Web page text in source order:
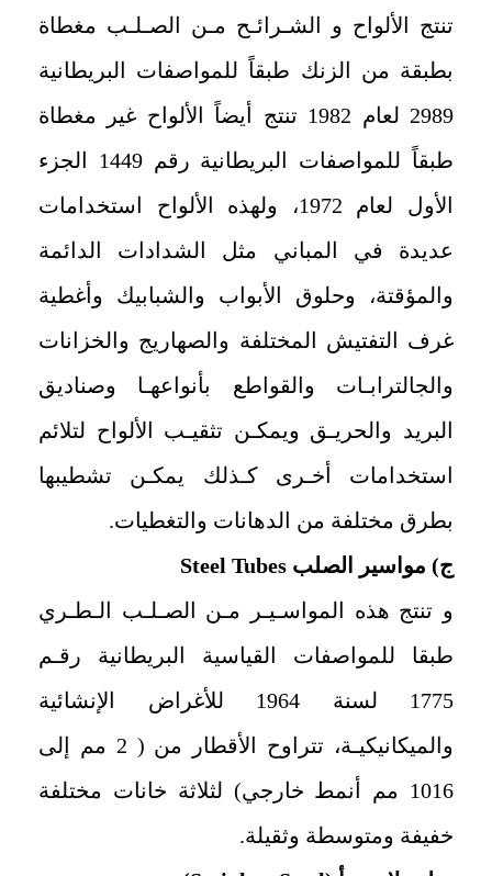
تنتج الألواح و الشـرائـح مـن الصـلـب مغطاة
بطبقة من الزنك طبقاً للمواصفات البريطانية
2989 لعام 1982 تنتج أيضاً الألواح غير مغطاة
طبقاً للمواصفات البريطانية رقم 1449 الجزء
الأول لعام 1972، ولهذه الألواح استخدامات
عديدة في المباني مثل الشدادات الدائمة
والمؤقتة، وحلوق الأبواب والشبابيك وأغطية
غرف التفتيش المختلفة والصهاريج والخزانات
والجالترابـات والقواطع بأنواعهـا وصناديق
البريد والحريـق ويمكـن تثقيـب الألواح لتلائم
استخدامات أخـرى كـذلك يمكـن تشطيبها
بطرق مختلفة من الدهانات والتغطيات.
ج) مواسير الصلب Steel Tubes
و تنتج هذه المواسـيـر مـن الصـلـب الـطـري
طبقا للمواصفات القياسية البريطانية رقـم
1775 لسنة 1964 للأغراض الإنشائية
والميكانيكيـة، تتراوح الأقطار من ( 2 مم إلى
1016 مم أنمط خارجي) لثلاثة خانات مختلفة
خفيفة ومتوسطة وثقيلة.